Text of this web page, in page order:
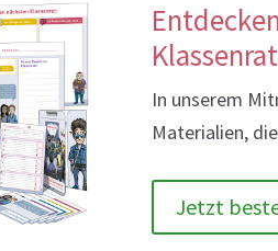
In unserem
Materialien,
Jetzt